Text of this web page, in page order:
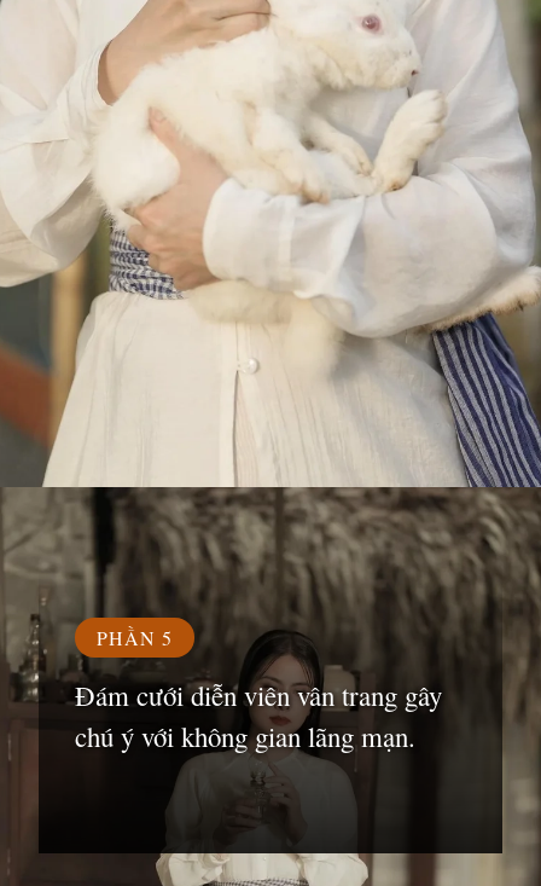
https://susach.edu.vn/van-trang
PHẦN 5
Đám cưới diễn viên vân trang gây
chú ý với không gian lãng mạn.